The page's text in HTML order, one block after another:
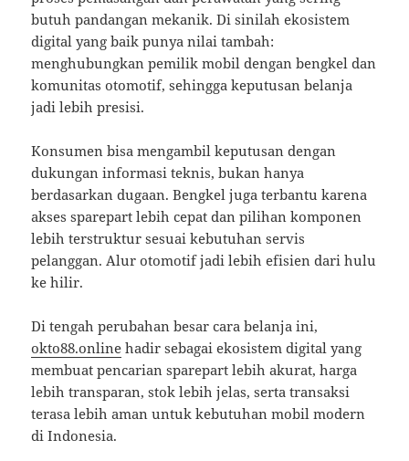
butuh pandangan mekanik. Di sinilah ekosistem
digital yang baik punya nilai tambah:
menghubungkan pemilik mobil dengan bengkel dan
komunitas otomotif, sehingga keputusan belanja
jadi lebih presisi.
Konsumen bisa mengambil keputusan dengan
dukungan informasi teknis, bukan hanya
berdasarkan dugaan. Bengkel juga terbantu karena
akses sparepart lebih cepat dan pilihan komponen
lebih terstruktur sesuai kebutuhan servis
pelanggan. Alur otomotif jadi lebih efisien dari hulu
ke hilir.
Di tengah perubahan besar cara belanja ini,
okto88.online hadir sebagai ekosistem digital yang
membuat pencarian sparepart lebih akurat, harga
lebih transparan, stok lebih jelas, serta transaksi
terasa lebih aman untuk kebutuhan mobil modern
di Indonesia.